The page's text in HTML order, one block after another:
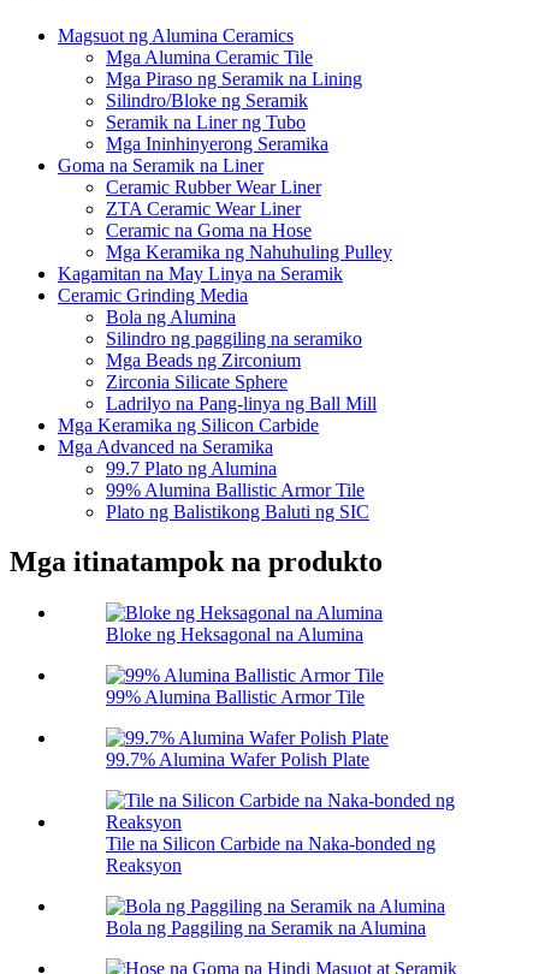
Magsuot ng Alumina Ceramics
Mga Alumina Ceramic Tile
Mga Piraso ng Seramik na Lining
Silindro/Bloke ng Seramik
Seramik na Liner ng Tubo
Mga Ininhinyerong Seramika
Goma na Seramik na Liner
Ceramic Rubber Wear Liner
ZTA Ceramic Wear Liner
Ceramic na Goma na Hose
Mga Keramika ng Nahuhuling Pulley
Kagamitan na May Linya na Seramik
Ceramic Grinding Media
Bola ng Alumina
Silindro ng paggiling na seramiko
Mga Beads ng Zirconium
Zirconia Silicate Sphere
Ladrilyo na Pang-linya ng Ball Mill
Mga Keramika ng Silicon Carbide
Mga Advanced na Seramika
99.7 Plato ng Alumina
99% Alumina Ballistic Armor Tile
Plato ng Balistikong Baluti ng SIC
Mga itinatampok na produkto
Bloke ng Heksagonal na Alumina
99% Alumina Ballistic Armor Tile
99.7% Alumina Wafer Polish Plate
Tile na Silicon Carbide na Naka-bonded ng
Reaksyon
Bola ng Paggiling na Seramik na Alumina